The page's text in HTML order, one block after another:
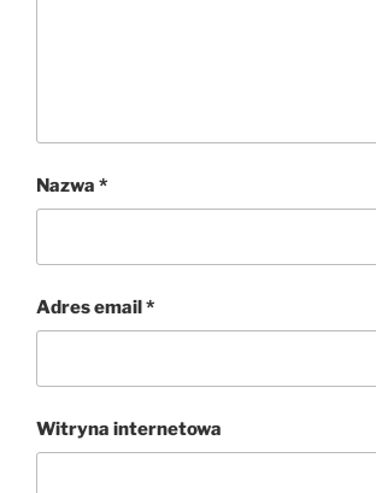
Nazwa *
Adres email*
Witryna internetowa